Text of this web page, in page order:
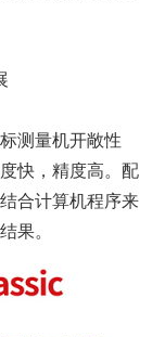
测量机开敞性
快，精度高。配
合计算机程序来
果。